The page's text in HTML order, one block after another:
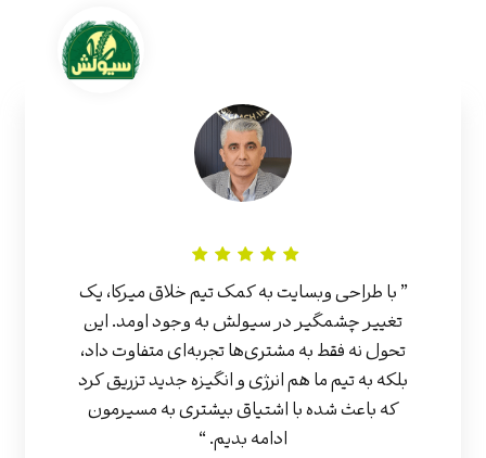
” با طراحی وبسایت به کمک تیم خلاق میرکا، یک
تغییر چشمگیر در سیولش به وجود اومد. این
تحول نه فقط به مشتری‌ها تجربه‌ای متفاوت داد،
بلکه به تیم ما هم انرژی و انگیزه جدید تزریق کرد
که باعث شده با اشتیاق بیشتری به مسیرمون
ادامه بدیم. “